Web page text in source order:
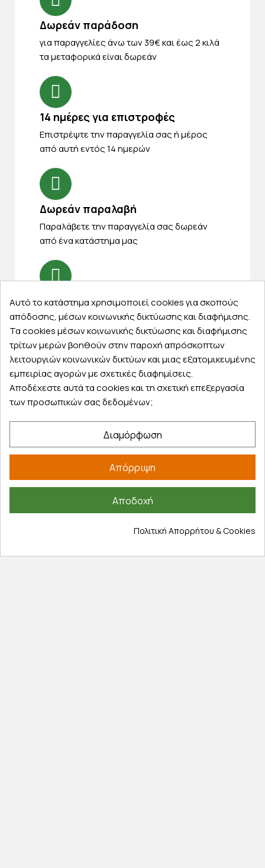
Δωρεάν παράδοση
για παραγγελίες άνω των 39€ και έως 2 κιλά
τα μεταφορικά είναι δωρεάν
14 ημέρες για επιστροφές
Eπιστρέψτε την παραγγελία σας ή μέρος
από αυτή εντός 14 ημερών
Δωρεάν παραλαβή
Παραλάβετε την παραγγελία σας δωρεάν
από ένα κατάστημα μας
Express αποστολές
Κάντε σήμερα την παραγγελία σας και
παραλάβετε αύριο στην πόρτα σας
Εξυπηρέτηση πελατών
Τα αγαπημένα μου
Τρόποι πληρωμής
Επιστροφές προϊοντων
Αυτό το κατάστημα χρησιμοποιεί cookies για σκοπούς
απόδοσης, μέσων κοινωνικής δικτύωσης και διαφήμισης.
Τα cookies μέσων κοινωνικής δικτύωσης και διαφήμισης
τρίτων μερών βοηθούν στην παροχή απρόσκοπτων
λειτουργιών κοινωνικών δικτύων και μιας εξατομικευμένης
εμπειρίας αγορών με σχετικές διαφημίσεις.
Αποδέχεστε αυτά τα cookies και τη σχετική επεξεργασία
των προσωπικών σας δεδομένων;
Διαμόρφωση
Απόρριψη
Αποδοχή
Πολιτική Απορρήτου & Cookies